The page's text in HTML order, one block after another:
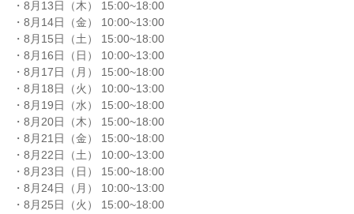
・8月13日（木） 15:00~18:00
・8月14日（金） 10:00~13:00
・8月15日（土） 15:00~18:00
・8月16日（日） 10:00~13:00
・8月17日（月） 15:00~18:00
・8月18日（火） 10:00~13:00
・8月19日（水） 15:00~18:00
・8月20日（木） 15:00~18:00
・8月21日（金） 15:00~18:00
・8月22日（土） 10:00~13:00
・8月23日（日） 15:00~18:00
・8月24日（月） 10:00~13:00
・8月25日（火） 15:00~18:00